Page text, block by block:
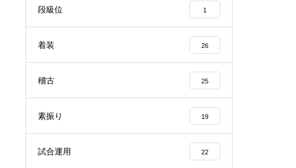
段級位 1
着装 26
稽古 25
素振り 19
試合運用 22